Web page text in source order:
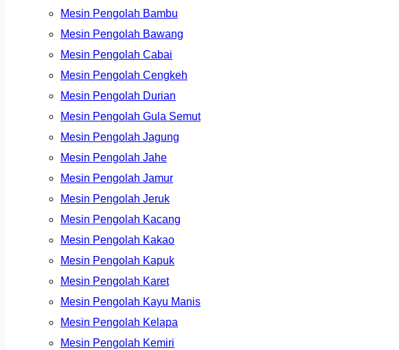
Mesin Pengolah Bambu
Mesin Pengolah Bawang
Mesin Pengolah Cabai
Mesin Pengolah Cengkeh
Mesin Pengolah Durian
Mesin Pengolah Gula Semut
Mesin Pengolah Jagung
Mesin Pengolah Jahe
Mesin Pengolah Jamur
Mesin Pengolah Jeruk
Mesin Pengolah Kacang
Mesin Pengolah Kakao
Mesin Pengolah Kapuk
Mesin Pengolah Karet
Mesin Pengolah Kayu Manis
Mesin Pengolah Kelapa
Mesin Pengolah Kemiri